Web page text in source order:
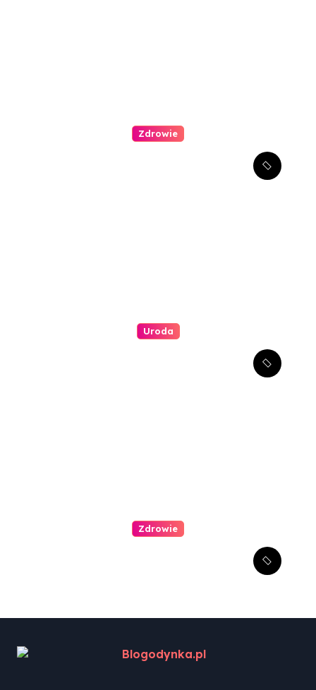
Zdrowie
Uroda
Zdrowie